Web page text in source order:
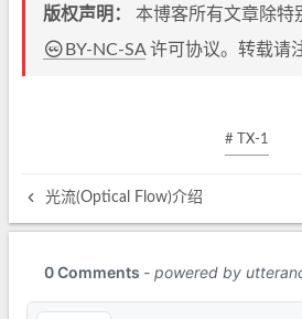
版权声明： 本博客所有文章除特
BY-NC-SA许可协议。转载请
# TX-1
光流(Optical Flow)介绍